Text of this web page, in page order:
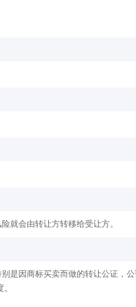
就会由转让方转移给受让方。
是因商标买卖而做的转让公证，